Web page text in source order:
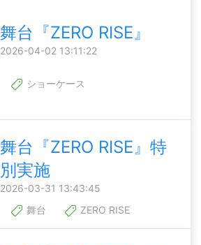
舞台『ZERO RISE』
2026-04-02 13:11:22
ショーケース
舞台『ZERO RISE』特
別実施
2026-03-31 13:43:45
舞台 ZERO RISE